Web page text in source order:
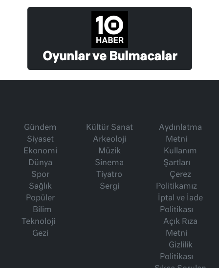
Oyunlar ve Bulmacalar
Gündem
Siyaset
Ekonomi
Dünya
Spor
Sağlık
Popüler
Bilim
Teknoloji
Gezi
Kültür Sanat
Arkeoloji
Müzik
Sinema
Tiyatro
Sergi
Aydınlatma
Metni
Kullanım
Şartları
Çerez
Politikamız
İptal ve İade
Politikası
Açık Rıza
Metni
Gizlilik
Politikası